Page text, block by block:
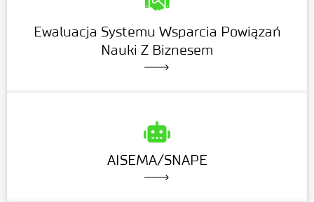
Ewaluacja Systemu Wsparcia Powiązań
Nauki Z Biznesem
AISEMA/SNAPE